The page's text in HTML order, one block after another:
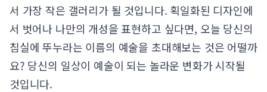
서 가장 작은 갤러리가 될 것입니다. 획일화된 디자인에
서 벗어나 나만의 개성을 표현하고 싶다면, 오늘 당신의
침실에 뚜누라는 이름의 예술을 초대해보는 것은 어떨까
요? 당신의 일상이 예술이 되는 놀라운 변화가 시작될
것입니다.